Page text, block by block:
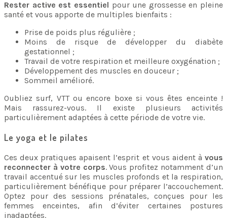
Rester active est essentiel pour une grossesse en pleine
santé et vous apporte de multiples bienfaits :
Prise de poids plus régulière ;
Moins de risque de développer du diabète
gestationnel ;
Travail de votre respiration et meilleure oxygénation ;
Développement des muscles en douceur ;
Sommeil amélioré.
Oubliez surf, VTT ou encore boxe si vous êtes enceinte !
Mais rassurez-vous. Il existe plusieurs activités
particulièrement adaptées à cette période de votre vie.
Le yoga et le pilates
Ces deux pratiques apaisent l’esprit et vous aident à vous
reconnecter à votre corps. Vous profitez notamment d’un
travail accentué sur les muscles profonds et la respiration,
particulièrement bénéfique pour préparer l’accouchement.
Optez pour des sessions prénatales, conçues pour les
femmes enceintes, afin d’éviter certaines postures
inadaptées.